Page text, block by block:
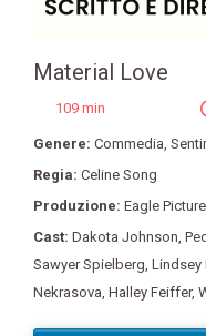
Material Love
109 min
Genere: Commedia
Regia: Celine Song
Produzione: Eagle
Cast: Dakota Johnson
Sawyer Spielberg Lindsey
Nekrasova Halley Feiffer,